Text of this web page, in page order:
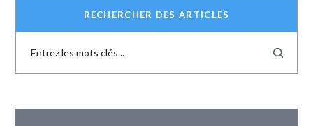
RECHERCHER DES ARTICLES